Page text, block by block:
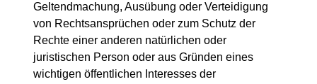
Geltendmachung, Ausübung oder Verteidigung
von Rechtsansprüchen oder zum Schutz der
Rechte einer anderen natürlichen oder
juristischen Person oder aus Gründen eines
wichtigen öffentlichen Interesses der